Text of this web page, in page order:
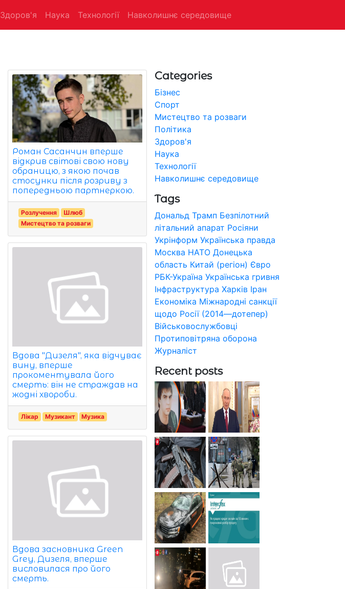
Здоров'я Наука Технології Навколишнє середовище
Роман Сасанчин вперше
відкрив світові свою нову
обраницю, з якою почав
стосунки після розриву з
попередньою партнеркою.
Розлучення
Шлюб
Мистецтво та розваги
Вдова "Дизеля", яка відчуває
вину, вперше
прокоментувала його
смерть: він не страждав на
жодні хвороби.
Лікар Музикант Музика
Вдова засновника Green
Grey, Дизеля, вперше
висловилася про його
смерть.
Categories
Бізнес
Спорт
Мистецтво та розваги
Політика
Здоров'я
Наука
Технології
Навколишнє середовище
Tags
Дональд Трамп Безпілотний
літальний апарат Росіяни
Укрінформ Українська правда
Москва НАТО Донецька
область Китай (регіон) Євро
РБК-Україна Українська гривня
Інфраструктура Харків Іран
Економіка Міжнародні санкції
щодо Росії (2014—дотепер)
Військовослужбовці
Протиповітряна оборона
Журналіст
Recent posts